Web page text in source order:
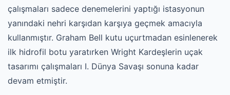
çalışmaları sadece denemelerini yaptığı istasyonun
yanındaki nehri karşıdan karşıya geçmek amacıyla
kullanmıştır. Graham Bell kutu uçurtmadan esinlenerek
ilk hidrofil botu yaratırken Wright Kardeşlerin uçak
tasarımı çalışmaları I. Dünya Savaşı sonuna kadar
devam etmiştir.